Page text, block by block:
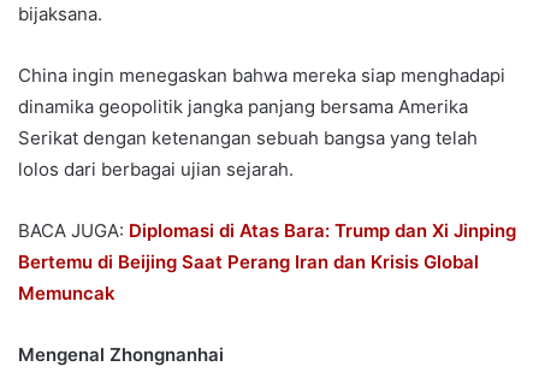
bijaksana.
China ingin menegaskan bahwa mereka siap menghadapi
dinamika geopolitik jangka panjang bersama Amerika
Serikat dengan ketenangan sebuah bangsa yang telah
lolos dari berbagai ujian sejarah.
BACA JUGA: Diplomasi di Atas Bara: Trump dan Xi Jinping
Bertemu di Beijing Saat Perang Iran dan Krisis Global
Memuncak
Mengenal Zhongnanhai